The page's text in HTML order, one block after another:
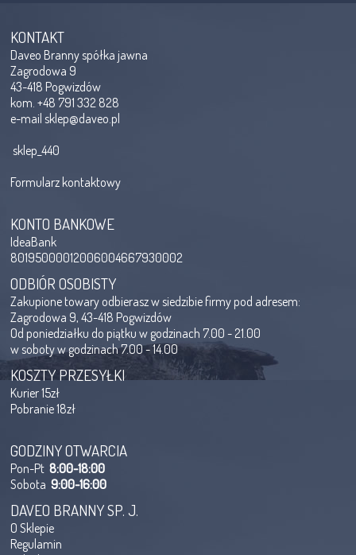
KONTAKT
Daveo Branny spółka jawna
Zagrodowa 9
43-418 Pogwizdów
kom. +48 791 332 828
e-mailsklep@daveo.pl
sklep_440
Formularz kontaktowy
KONTO BANKOWE
IdeaBank
80195000012006004667930002
ODBIÓR OSOBISTY
Zakupione towary odbierasz w siedzibie firmy pod adresem:
Zagrodowa 9, 43-418 Pogwizdów
Od poniedziałku do piątku w godzinach 7.00 - 21.00
w soboty w godzinach 7.00 - 14.00
KOSZTY PRZESYŁKI
Kurier 15zł
Pobranie 18zł
GODZINY OTWARCIA
Pon-Pt8:00-18:00
Sobota9:00-16:00
DAVEO BRANNY SP. J.
O Sklepie
Regulamin